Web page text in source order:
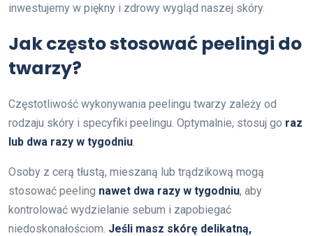
inwestujemy w piękny i zdrowy wygląd naszej skóry.
Jak często stosować peelingi do
twarzy?
Częstotliwość wykonywania peelingu twarzy zależy od
rodzaju skóry i specyfiki peelingu. Optymalnie, stosuj go raz
lub dwa razy w tygodniu.
Osoby z cerą tłustą, mieszaną lub trądzikową mogą
stosować peeling nawet dwa razy w tygodniu, aby
kontrolować wydzielanie sebum i zapobiegać
niedoskonałościom. Jeśli masz skórę delikatną,